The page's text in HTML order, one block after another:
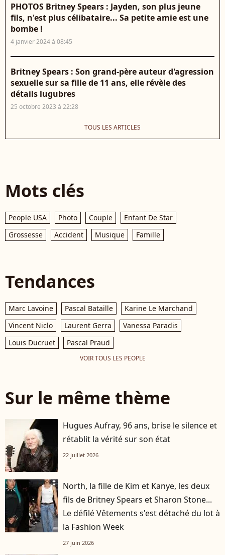
PHOTOS Britney Spears : Jayden, son plus jeune
fils, n'est plus célibataire... Sa petite amie est une
bombe !
4 janvier 2024 à 08:45
Britney Spears : Son grand-père auteur d'agression
sexuelle sur sa fille de 11 ans, elle révèle des
détails lugubres
25 octobre 2023 à 22:28
TOUS LES ARTICLES
Mots clés
People USA Photo Couple
Enfant De Star
Grossesse
Accident Musique Famille
Tendances
Marc Lavoine Pascal Bataille
Karine Le Marchand
Vincent Niclo
Laurent Gerra
Vanessa Paradis
Louis Ducruet
Pascal Praud
VOIR TOUS LES PEOPLE
Sur le même thème
Hugues Aufray, 96 ans, brise le silence et
rétablit la vérité sur son état
22 juillet 2026
North, la fille de Kim et Kanye, les deux
fils de Britney Spears et Sharon Stone...
Le défilé Vêtements s'est détaché du lot à
la Fashion Week
27 juin 2026